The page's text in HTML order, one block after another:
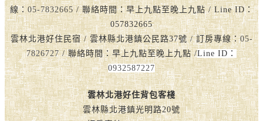
線： 05-7832665/ 聯絡時間：早上九點至晚上九點 / Line ID：
057832665
雲林北港好住民宿 / 雲林縣北港鎮公民路37號 / 訂房專線：05-
7826727/ 聯絡時間：早上九點至晚上九點 /Line ID：
0932587227
雲林北港好住背包客棧
雲林縣北港鎮光明路20號